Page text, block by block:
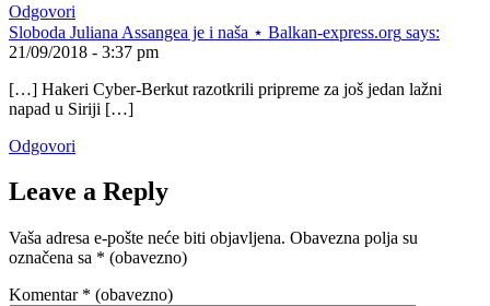
Odgovori
Sloboda Juliana Assangea je i naša ⋆ Balkan-express.org says:
21/09/2018 - 3:37 pm
[…] Hakeri Cyber-Berkut razotkrili pripreme za još jedan lažni
napad u Siriji […]
Odgovori
Leave a Reply
Vaša adresa e-pošte neće biti objavljena. Obavezna polja su
označena sa * (obavezno)
Komentar * (obavezno)